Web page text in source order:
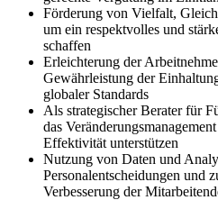
Förderung von Vielfalt,
um ein respektvolles und
schaffen
Erleichterung der
Gewährleistung der
globaler Standards
Als strategischer Berater für
das
Effektivität unterstützen
Nutzung von Daten und
Personalentscheidungen und
Verbesserung der